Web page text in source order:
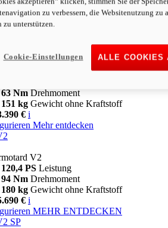
63 NmDrehmoment
151 kgGewicht ohne Kraftstoff
€ i
63 Nm Drehmoment
151 kg Gewicht ohne Kraftstoff
€ i
Mehr entdecken
V2
120,4 PS Leistung
94 Nm Drehmoment
180 kg Gewicht ohne Kraftstoff
€ i
MEHR ENTDECKEN
SP
zu verbessern, die Websitenutzung zu
unterstützen.
ALLE COOKIES
Cookie-Einstellungen